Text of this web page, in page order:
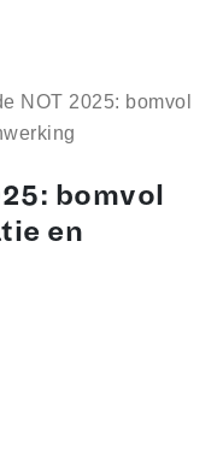
NOT 2025: bomvol
bomvol
en